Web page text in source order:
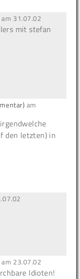
am 31.07.02
mit stefan
am
den letzten) in
am 23.07.02
Idioten!